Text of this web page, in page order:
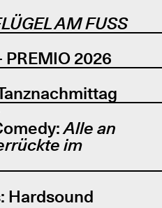
AM FUSS
PREMIO 2026
Alle an
im
Hardsound